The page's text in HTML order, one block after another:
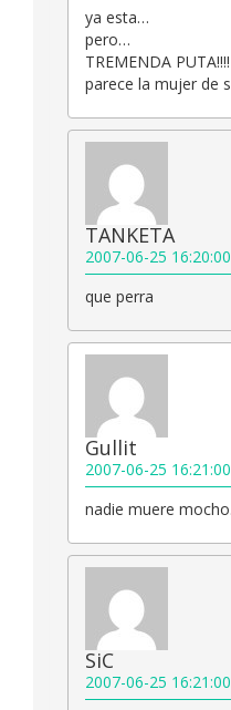
ya esta…
pero…
TREMENDA PUTA!!!!
parece la mujer de
TANKETA
2007-06-25 16:20:00
que perra
Gullit
2007-06-25 16:21:00
nadie muere
SiC
2007-06-25 16:21:00